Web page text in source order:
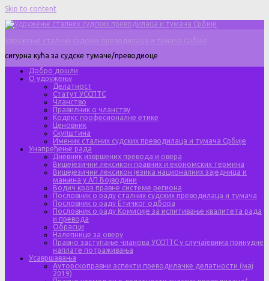
Skip to content
Удружење сталних судских преводилаца и тумача Србије
сигурна кућа за судске тумаче/преводиоце
Добро дошли
О удружењу
Делатност
Статут УССПТС
Чланство
Правилник о чланству
Кодекс професионалне етике
Ценовник
Скупштина
Именик сталних судских преводилаца и тумача Србије
Унапређење рада
Дневник извршених превода и овера
Вишејезични лексикон правних и економских термина
Вишејезични лексикон језика националних заједница и
мањина у АП Војводини
Водич кроз правне системе региона
Пословник о раду сталних судских преводилаца и тумача
Пословник о раду Етичког одбора
Пословник о раду Комисије за испитивање квалитета рада
и превода
Обрасци
Налепнице за оверу
Правно заступање чланова УССПТС у случајевима принудне
наплате потраживања
Усавршавања
Ауторскоправни аспекти преводилачке делатности (мај
2019)